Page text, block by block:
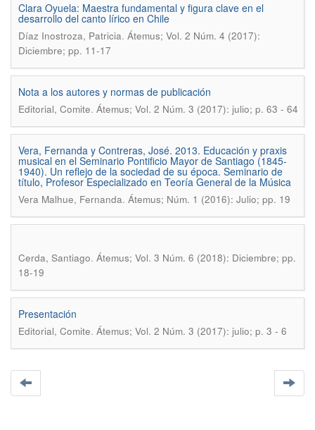
Clara Oyuela: Maestra fundamental y figura clave en el
desarrollo del canto lírico en Chile
Díaz Inostroza, Patricia. Átemus; Vol. 2 Núm. 4 (2017):
Diciembre; pp. 11-17
Nota a los autores y normas de publicación
Editorial, Comite. Átemus; Vol. 2 Núm. 3 (2017): julio; p. 63 - 64
Vera, Fernanda y Contreras, José. 2013. Educación y praxis
musical en el Seminario Pontificio Mayor de Santiago (1845-
1940). Un reflejo de la sociedad de su época. Seminario de
título, Profesor Especializado en Teoría General de la Música
Vera Malhue, Fernanda. Átemus; Núm. 1 (2016): Julio; pp. 19
Cerda, Santiago. Átemus; Vol. 3 Núm. 6 (2018): Diciembre; pp.
18-19
Presentación
Editorial, Comite. Átemus; Vol. 2 Núm. 3 (2017): julio; p. 3 - 6